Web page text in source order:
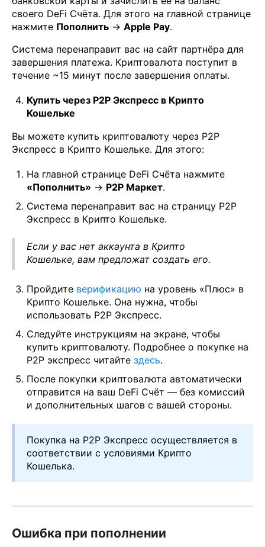
своего DeFi Счёта. Для этого на главной странице
нажмите Пополнить → Apple Pay.
Система перенаправит вас на сайт партнёра для
завершения платежа. Криптовалюта поступит в
течение ~15 минут после завершения оплаты.
Купить через P2P Экспресс в Крипто
Кошельке
Вы можете купить криптовалюту через P2P
Экспресс в Крипто Кошельке. Для этого:
На главной странице DeFi Счёта нажмите
«Пополнить» → P2P Маркет.
Система перенаправит вас на страницу P2P
Экспресс в Крипто Кошельке.
Если у вас нет аккаунта в Крипто
Кошельке, вам предложат создать его.
Пройдите верификацию на уровень «Плюс» в
Крипто Кошельке. Она нужна, чтобы
использовать P2P Экспресс.
Следуйте инструкциям на экране, чтобы
купить криптовалюту. Подробнее о покупке на
P2P экспресс читайте здесь.
После покупки криптовалюта автоматически
отправится на ваш DeFi Счёт — без комиссий
и дополнительных шагов с вашей стороны.
Покупка на P2P Экспресс осуществляется в
соответствии с условиями Крипто
Кошелька.
Ошибка при пополнении